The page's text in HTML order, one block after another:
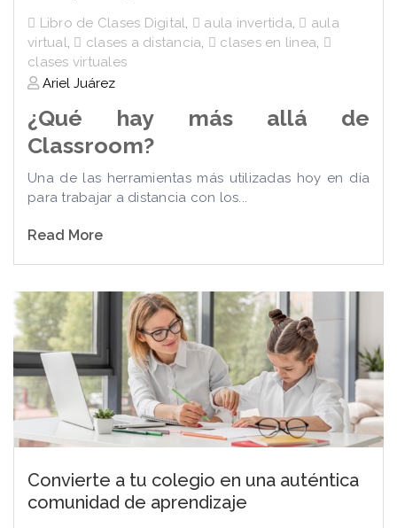
Libro de Clases Digital, aula invertida,
aula
virtual, clases a distancia, clases en linea,
clases virtuales
Ariel Juárez
¿Qué hay más allá de
Classroom?
Una de las herramientas más utilizadas hoy en día
para trabajar a distancia con los...
Read More
Convierte a tu colegio en una auténtica
comunidad de aprendizaje